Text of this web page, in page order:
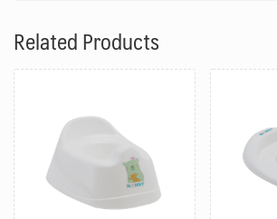
Related Products